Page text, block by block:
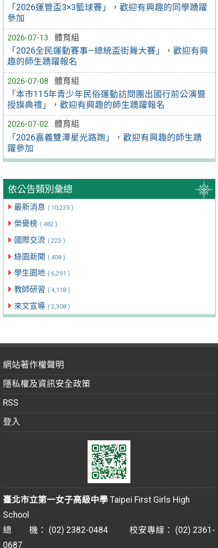
「2026運管盃3×3籃球賽」，歡迎有興趣的同學踴躍
參加
2026-07-13
體育組
「2026全民運動賽事—總統盃街舞大賽」，歡迎有興
趣的師生踴躍報名
2026-07-08
體育組
「本市115年青少年民俗運動訪問團出國行前公演暨
授旗典禮」，歡迎有興趣的師生踴躍報名
2026-07-02
體育組
「2026嘉義雙潭星光路跑」，歡迎有興趣的師生踴
躍參加
依公告類別彙總
最新消息 ( 10,235 )
榮譽榜 ( 482 )
國際交流 ( 223 )
綠園新聞 ( 408 )
學生園地 ( 6,291 )
教師研習 ( 4,118 )
來文宣導 ( 2,308 )
網站著作權聲明
隱私權及資訊安全政策
RSS
登入
臺北市立第一女子高級中學Taipei First Girls High
School
總 機： (02) 2382-0484 校安專線： (02) 2361-
0687